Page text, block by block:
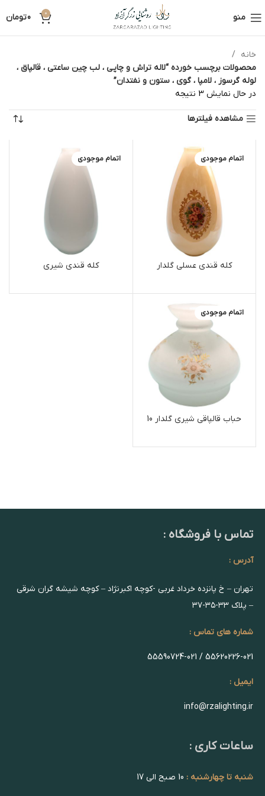
منو 0
0تومان
خانه
محصولات برچسب خورده “لاله تراش و چاپی ، لب چین ساعتی ، قالپاق ،
لوله گرسوز ، لامپا ، گوی ، ستون و نفتدان”
در حال نمایش 3 نتیجه
مشاهده فیلترها
اتمام موجودی
کله قندی عسلی گلدار
اتمام موجودی
کله قندی شیری
اتمام موجودی
حباب قالپاقی شیری گلدار 10
تماس با فروشگاه :
آدرس :
تهران – خ پانزده خرداد غربی -کوچه اکبرنژاد – کوچه شیشه گران شرقی
– پلاک ۳۳-۳۵-۳۷
شماره های تماس :
55620226-021 / 55590724-021
ایمیل :
info@rzalighting.ir
ساعات کاری :
شنبه تا چهارشنبه :